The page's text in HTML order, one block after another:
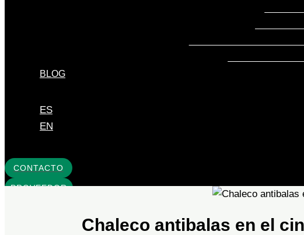
BLOG
ES
EN
CONTACTO
PROVEEDOR
Chaleco antibalas en el